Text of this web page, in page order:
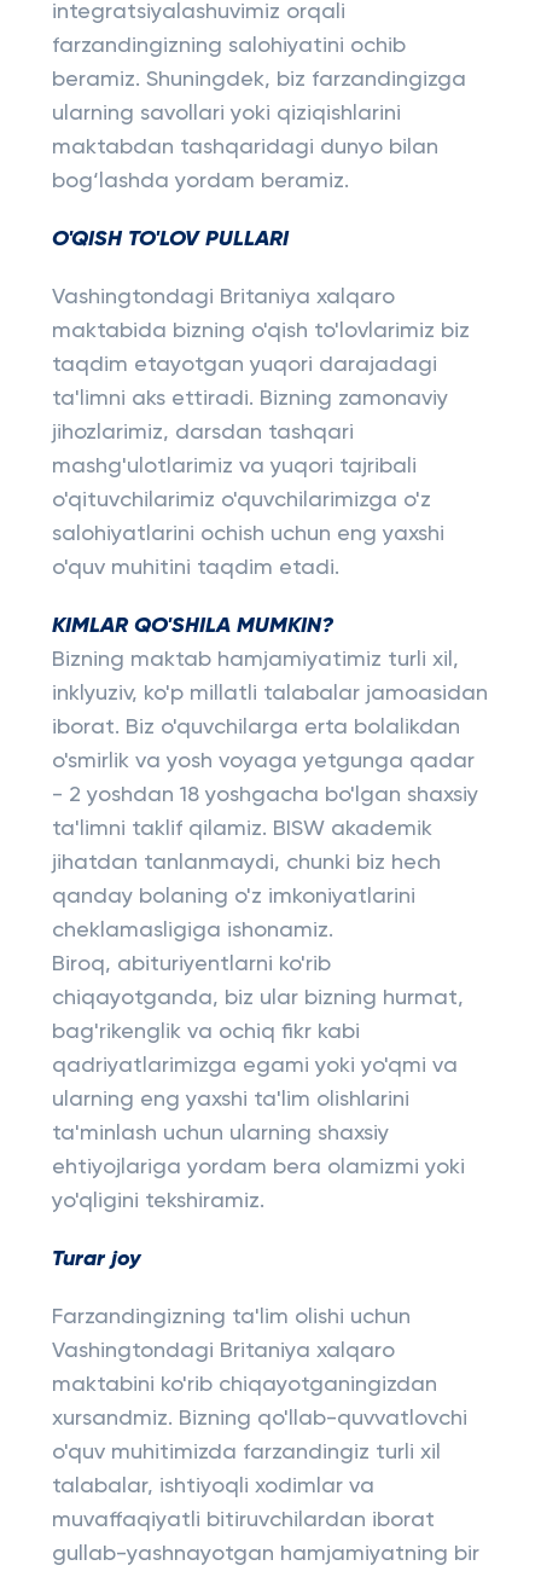
integratsiyalashuvimiz orqali
farzandingizning salohiyatini ochib
beramiz. Shuningdek, biz farzandingizga
ularning savollari yoki qiziqishlarini
maktabdan tashqaridagi dunyo bilan
bog‘lashda yordam beramiz.
O'QISH TO'LOV PULLARI
Vashingtondagi Britaniya xalqaro
maktabida bizning o'qish to'lovlarimiz biz
taqdim etayotgan yuqori darajadagi
ta'limni aks ettiradi. Bizning zamonaviy
jihozlarimiz, darsdan tashqari
mashg'ulotlarimiz va yuqori tajribali
o'qituvchilarimiz o'quvchilarimizga o'z
salohiyatlarini ochish uchun eng yaxshi
o'quv muhitini taqdim etadi.
KIMLAR QO'SHILA MUMKIN?
Bizning maktab hamjamiyatimiz turli xil,
inklyuziv, ko'p millatli talabalar jamoasidan
iborat. Biz o'quvchilarga erta bolalikdan
o'smirlik va yosh voyaga yetgunga qadar
- 2 yoshdan 18 yoshgacha bo'lgan shaxsiy
ta'limni taklif qilamiz. BISW akademik
jihatdan tanlanmaydi, chunki biz hech
qanday bolaning o'z imkoniyatlarini
cheklamasligiga ishonamiz.
Biroq, abituriyentlarni ko'rib
chiqayotganda, biz ular bizning hurmat,
bag'rikenglik va ochiq fikr kabi
qadriyatlarimizga egami yoki yo'qmi va
ularning eng yaxshi ta'lim olishlarini
ta'minlash uchun ularning shaxsiy
ehtiyojlariga yordam bera olamizmi yoki
yo'qligini tekshiramiz.
Turar joy
Farzandingizning ta'lim olishi uchun
Vashingtondagi Britaniya xalqaro
maktabini ko'rib chiqayotganingizdan
xursandmiz. Bizning qo'llab-quvvatlovchi
o'quv muhitimizda farzandingiz turli xil
talabalar, ishtiyoqli xodimlar va
muvaffaqiyatli bitiruvchilardan iborat
gullab-yashnayotgan hamjamiyatning bir